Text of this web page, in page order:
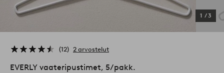
1 /3
12 2 arvostelut
EVERLY vaateripustimet, 5/pakk.